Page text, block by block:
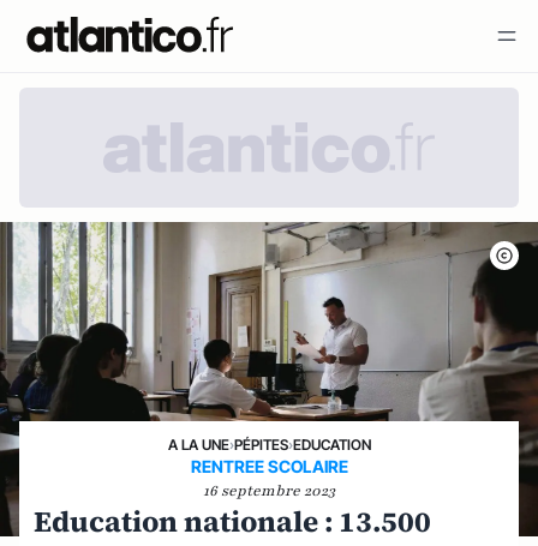
A LA UNE›PÉPITES›EDUCATION
RENTREE SCOLAIRE
16 septembre 2023
Education nationale : 13.500